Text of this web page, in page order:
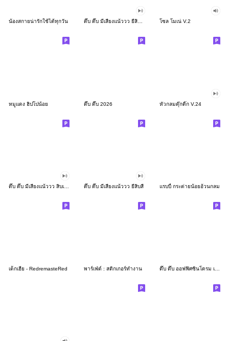
น้องสกายน่ารักใช้ได้ทุกวัน ดึ๊บ ดึ๊บ มีเสียงแน้ววว ยี่สิบสอง โซล โมเน่ V.2
หมูแดง ฮิปโปน้อย ดึ๊บ ดึ๊บ 2026 หัวกลมดุ๊กดิ๊ก V.24
ดึ๊บ ดึ๊บ มีเสียงแน้ววว ยี่สิบสี่ แรบบี้ กระต่ายน้อยอ้วนกลม
เด็กเฮีย - RedremasteRed พาร์เฟ่ต์ : สติกเกอร์ทำงาน ดึ๊บ ดึ๊บ ออฟฟิศซินโดรม เจ็ด